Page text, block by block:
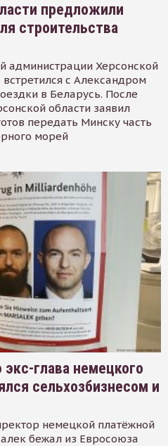
предложили
строительства
администрации Херсонской
с Александром
в Беларусь. После
области заявил
передать Минску часть
морей
глава немецкого
сельхозбизнесом и
немецкой платёжной
бежал из Евросоюза